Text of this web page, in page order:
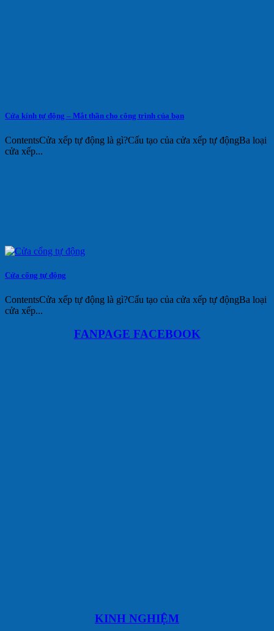
Cửa kính tự động – Mắt thần cho công trình của bạn
ContentsCửa xếp tự động là gì?Cấu tạo của cửa xếp tự độngBa loại
cửa xếp...
Cửa cổng tự động
ContentsCửa xếp tự động là gì?Cấu tạo của cửa xếp tự độngBa loại
cửa xếp...
FANPAGE FACEBOOK
KINH NGHIỆM